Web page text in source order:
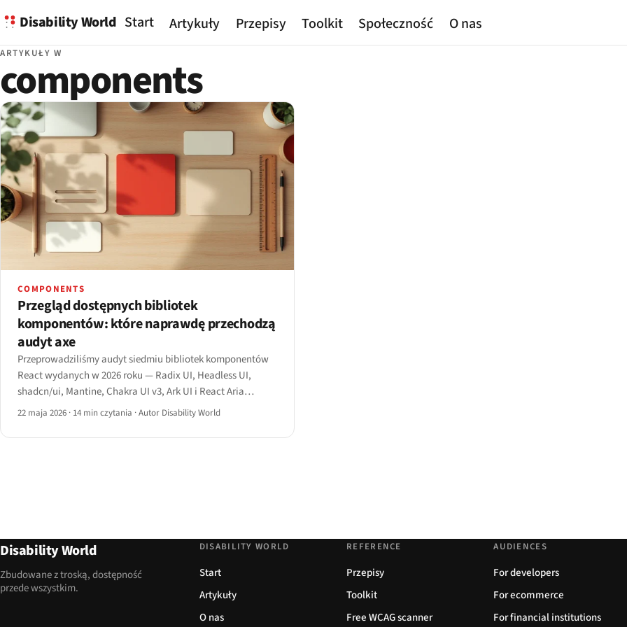
Disability World Start Artykuły Przepisy Toolkit Społeczność O nas
ARTYKUŁY W
components
COMPONENTS
Przegląd dostępnych bibliotek
komponentów: które naprawdę przechodzą
audyt axe
Przeprowadziliśmy audyt siedmiu bibliotek komponentów
React wydanych w 2026 roku — Radix UI, Headless UI,
shadcn/ui, Mantine, Chakra UI v3, Ark UI i React Aria
Components — oceniając każdą pod kątem wskaźnika
klawiaturowego i kosztu rozmiaru pakietu.
22 maja 2026 · 14 min czytania ·Autor Disability World
Disability World
Zbudowane z troską, dostępność
przede wszystkim.
DISABILITY WORLD
Start
Artykuły
O nas
REFERENCE
Przepisy
Toolkit
Free WCAG scanner
AUDIENCES
For developers
For ecommerce
For financial institutions